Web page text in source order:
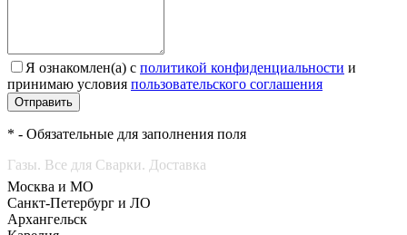
Я ознакомлен(а) с политикой конфиденциальности и
принимаю условия пользовательского соглашения
Отправить
* - Обязательные для заполнения поля
Газы. Все для Сварки. Доставка
Москва и МО
Санкт-Петербург и ЛО
Архангельск